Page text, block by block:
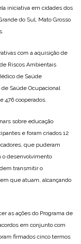
iniciativa em cidades dos
do Sul, Mato Grosso
com a aquisição de
Riscos Ambientais
de Saúde
de Saúde Ocupacional
476 cooperados.
sobre educação
e foram criados 12
que puderam
o desenvolvimento
transmitir o
que atuam, alcançando
as ações do Programa de
em conjunto com
firmados cinco termos